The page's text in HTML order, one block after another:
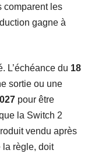
comparent les
gagne à
L’échéance du 18
sortie ou une
pour être
la Switch 2
vendu après
la règle, doit